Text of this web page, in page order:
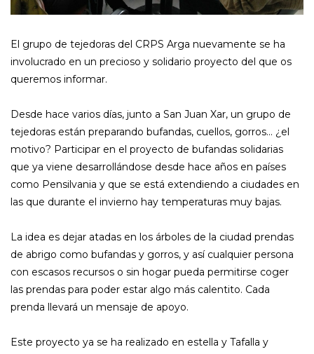
El grupo de tejedoras del CRPS Arga nuevamente se ha
involucrado en un precioso y solidario proyecto del que os
queremos informar.
Desde hace varios días, junto a San Juan Xar, un grupo de
tejedoras están preparando bufandas, cuellos, gorros… ¿el
motivo? Participar en el proyecto de bufandas solidarias
que ya viene desarrollándose desde hace años en países
como Pensilvania y que se está extendiendo a ciudades en
las que durante el invierno hay temperaturas muy bajas.
La idea es dejar atadas en los árboles de la ciudad prendas
de abrigo como bufandas y gorros, y así cualquier persona
con escasos recursos o sin hogar pueda permitirse coger
las prendas para poder estar algo más calentito. Cada
prenda llevará un mensaje de apoyo.
Este proyecto ya se ha realizado en estella y Tafalla y